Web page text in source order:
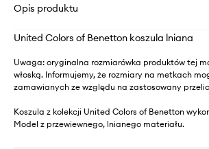
Opis produktu
United Colors of Benetton koszula lniana
Uwaga: oryginalna rozmiarówka produktów tej
włoską. Informujemy, że rozmiary na metkach
zamawianych ze względu na zastosowany
Koszula z kolekcji United Colors of Benetton
Model z przewiewnego, lnianego materiału.